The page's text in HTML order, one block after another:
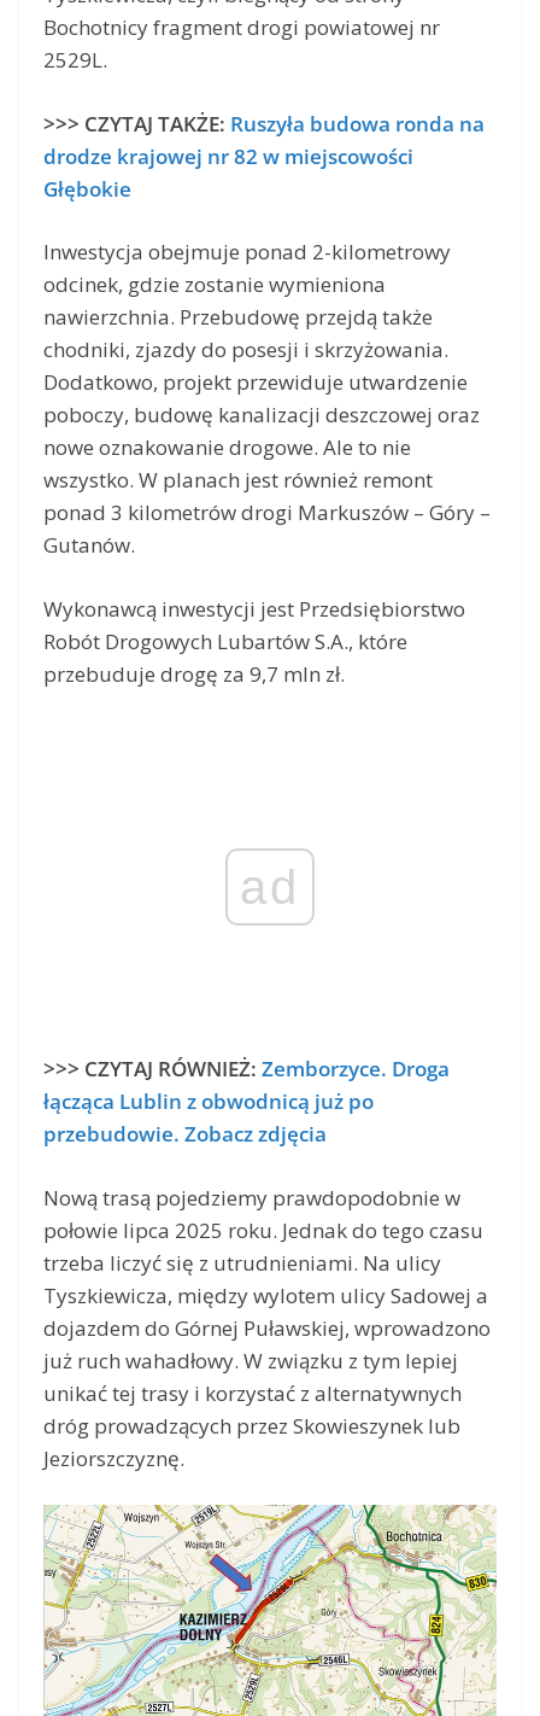
Bochotnicy fragment drogi powiatowej nr
2529L.
>>> CZYTAJ TAKŻE: Ruszyła budowa ronda na
drodze krajowej nr 82 w miejscowości
Głębokie
Inwestycja obejmuje ponad 2-kilometrowy
odcinek, gdzie zostanie wymieniona
nawierzchnia. Przebudowę przejdą także
chodniki, zjazdy do posesji i skrzyżowania.
Dodatkowo, projekt przewiduje utwardzenie
poboczy, budowę kanalizacji deszczowej oraz
nowe oznakowanie drogowe. Ale to nie
wszystko. W planach jest również remont
ponad 3 kilometrów drogi Markuszów – Góry –
Gutanów.
Wykonawcą inwestycji jest Przedsiębiorstwo
Robót Drogowych Lubartów S.A., które
przebuduje drogę za 9,7 mln zł.
ad
>>> CZYTAJ RÓWNIEŻ: Zemborzyce. Droga
łącząca Lublin z obwodnicą już po
przebudowie. Zobacz zdjęcia
Nową trasą pojedziemy prawdopodobnie w
połowie lipca 2025 roku. Jednak do tego czasu
trzeba liczyć się z utrudnieniami. Na ulicy
Tyszkiewicza, między wylotem ulicy Sadowej a
dojazdem do Górnej Puławskiej, wprowadzono
już ruch wahadłowy. W związku z tym lepiej
unikać tej trasy i korzystać z alternatywnych
dróg prowadzących przez Skowieszynek lub
Jeziorszczyznę.